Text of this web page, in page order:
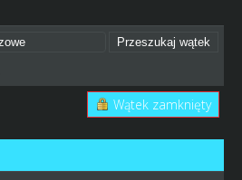
Wątek zamknięty